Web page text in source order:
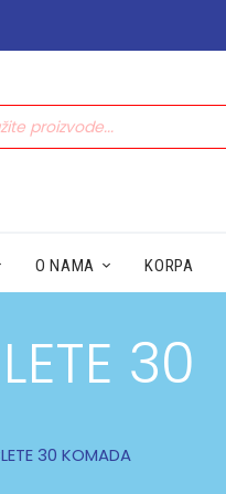
O NAMA KORPA
30
30 KOMADA
•NEGA | LEPOTA
•SEZONSKI PROIZVODI